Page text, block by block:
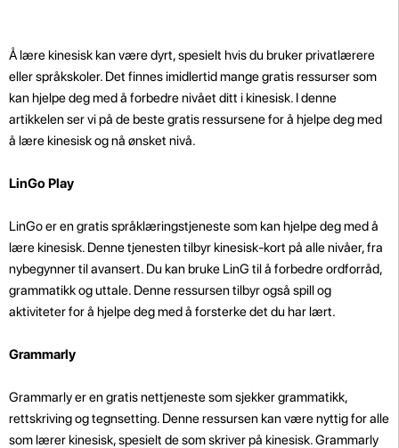
Å lære kinesisk kan være dyrt, spesielt hvis du bruker privatlærere
eller språkskoler. Det finnes imidlertid mange gratis ressurser som
kan hjelpe deg med å forbedre nivået ditt i kinesisk. I denne
artikkelen ser vi på de beste gratis ressursene for å hjelpe deg med
å lære kinesisk og nå ønsket nivå.
LinGo Play
LinGo er en gratis språklæringstjeneste som kan hjelpe deg med å
lære kinesisk. Denne tjenesten tilbyr kinesisk-kort på alle nivåer, fra
nybegynner til avansert. Du kan bruke LinG til å forbedre ordforråd,
grammatikk og uttale. Denne ressursen tilbyr også spill og
aktiviteter for å hjelpe deg med å forsterke det du har lært.
Grammarly
Grammarly er en gratis nettjeneste som sjekker grammatikk,
rettskriving og tegnsetting. Denne ressursen kan være nyttig for alle
som lærer kinesisk, spesielt de som skriver på kinesisk. Grammarly